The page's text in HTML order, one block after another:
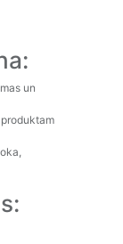
un